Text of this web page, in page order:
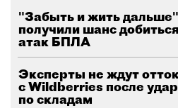
"Забыть и жить
получили шанс
атак БПЛА
Эксперты не ждут
с Wildberries после
по складам